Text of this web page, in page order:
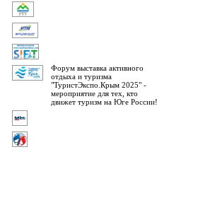
Форум выставка активного
отдыха и туризма
"ТуристЭкспо.Крым 2025" -
мероприятие для тех, кто
движет туризм на Юге России!